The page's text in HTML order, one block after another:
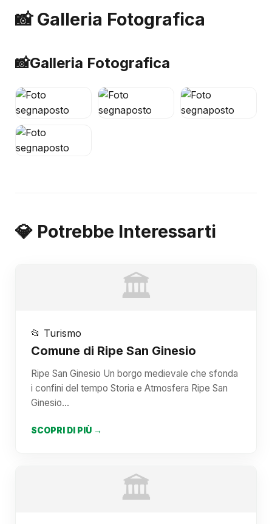
📸 Galleria Fotografica
📸Galleria Fotografica
💎 Potrebbe Interessarti
🏛️
📂 Turismo
Comune di Ripe San Ginesio
Ripe San Ginesio Un borgo medievale che sfonda
i confini del tempo Storia e Atmosfera Ripe San
Ginesio…
SCOPRI DI PIÙ →
🏛️